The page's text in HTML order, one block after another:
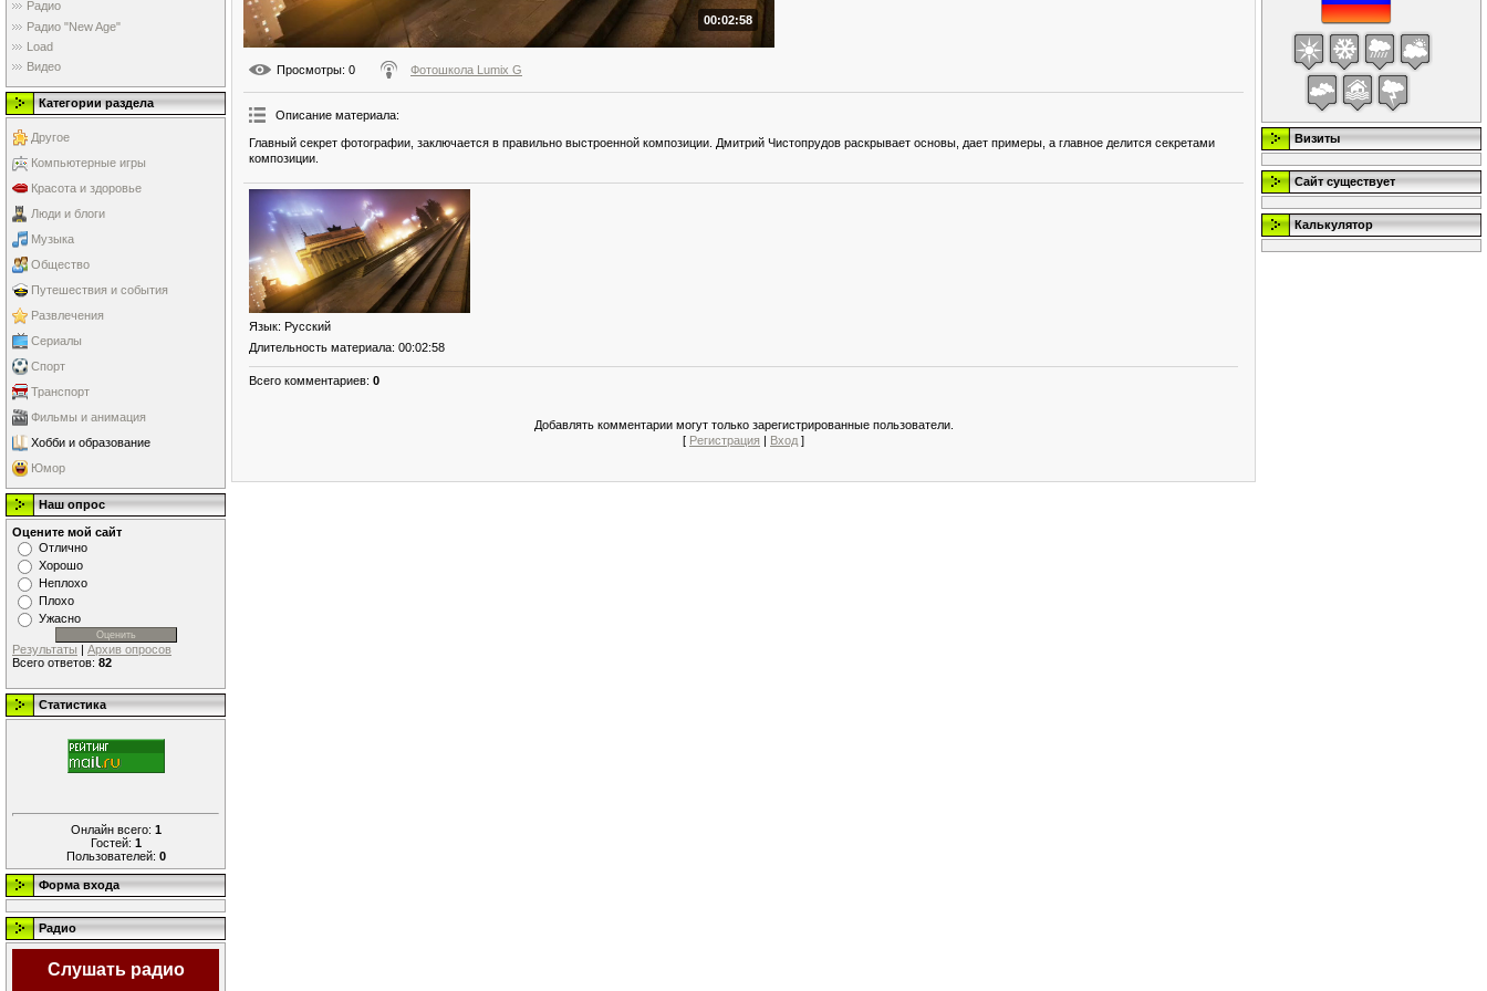
Радио
Радио "New Age"
Load
Видео
Категории раздела
Другое
Компьютерные игры
Красота и здоровье
Люди и блоги
Музыка
Общество
Путешествия и события
Развлечения
Сериалы
Спорт
Транспорт
Фильмы и анимация
Хобби и образование
Юмор
Наш опрос
Оцените мой сайт
Отлично
Хорошо
Неплохо
Плохо
Ужасно
Результаты | Архив опросов
Всего ответов: 82
Статистика
Онлайн всего: 1
Гостей: 1
Пользователей: 0
Форма входа
Радио
Слушать радио
00:02:58
Просмотры: 0 Фотошкола Lumix G
Описание материала:
Главный секрет фотографии, заключается в правильно выстроенной композиции. Дмитрий Чистопрудов раскрывает основы, дает примеры, а главное делится секретами
композиции.
Язык: Русский
Длительность материала: 00:02:58
Всего комментариев: 0
Добавлять комментарии могут только зарегистрированные пользователи.
[ Регистрация | Вход ]
Визиты
Сайт существует
Калькулятор